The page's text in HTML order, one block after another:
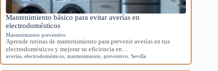
Mantenimiento básico para evitar averías en
electrodomésticos
Mantenimiento preventivo
Aprende rutinas de mantenimiento para prevenir averías en tus
electrodomésticos y mejorar su eficiencia en…
averías electrodomésticos mantenimiento preventivo Sevilla